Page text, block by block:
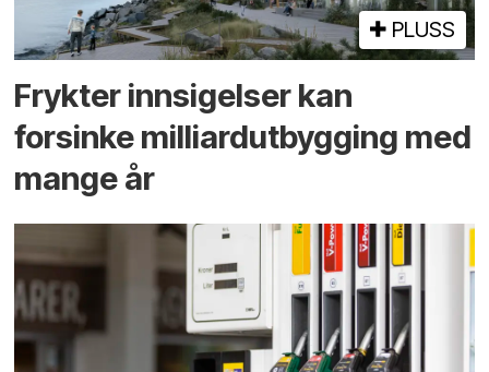
PLUSS
Frykter innsigelser kan
forsinke milliard­utbygging med
mange år